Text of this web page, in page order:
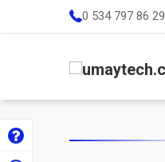
0 534 797 86 29